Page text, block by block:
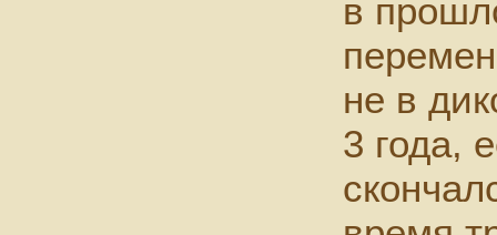
в
не в
3 года,